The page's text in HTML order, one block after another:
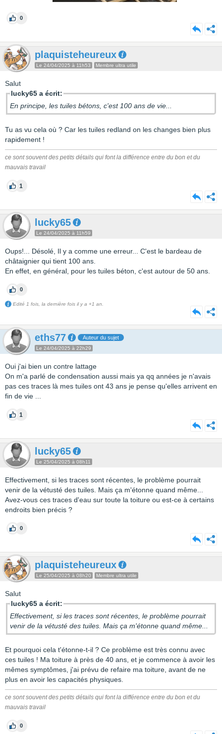
0
plaquisteheureux
Le 24/04/2025 à 11h53 Membre ultra utile
Salut
lucky65 a écrit:
En principe, les tuiles bétons, c'est 100 ans de vie...
Tu as vu cela où ? Car les tuiles redland on les changes bien plus
rapidement !
ce sont souvent des petits détails qui font la différence entre du bon et du
mauvais travail
1
lucky65
Le 24/04/2025 à 11h59
Oups!... Désolé, Il y a comme une erreur... C'est le bardeau de
châtaignier qui tient 100 ans.
En effet, en général, pour les tuiles béton, c'est autour de 50 ans.
0
Edité 1 fois, la dernière fois il y a +1 an.
eths77 Auteur du sujet
Le 24/04/2025 à 22h29
Oui j'ai bien un contre lattage
On m'a parlé de condensation aussi mais ya qq années je n'avais
pas ces traces là mes tuiles ont 43 ans je pense qu'elles arrivent en
fin de vie ...
1
lucky65
Le 25/04/2025 à 08h11
Effectivement, si les traces sont récentes, le problème pourrait
venir de la vétusté des tuiles. Mais ça m'étonne quand même...
Avez-vous ces traces d'eau sur toute la toiture ou est-ce à certains
endroits bien précis ?
0
plaquisteheureux
Le 25/04/2025 à 08h20 Membre ultra utile
Salut
lucky65 a écrit:
Effectivement, si les traces sont récentes, le problème pourrait
venir de la vétusté des tuiles. Mais ça m'étonne quand même...
Et pourquoi cela t'étonne-t-il ? Ce problème est très connu avec
ces tuiles ! Ma toiture à près de 40 ans, et je commence à avoir les
mêmes symptômes, j'ai prévu de refaire ma toiture, avant de ne
plus en avoir les capacités physiques.
ce sont souvent des petits détails qui font la différence entre du bon et du
mauvais travail
0